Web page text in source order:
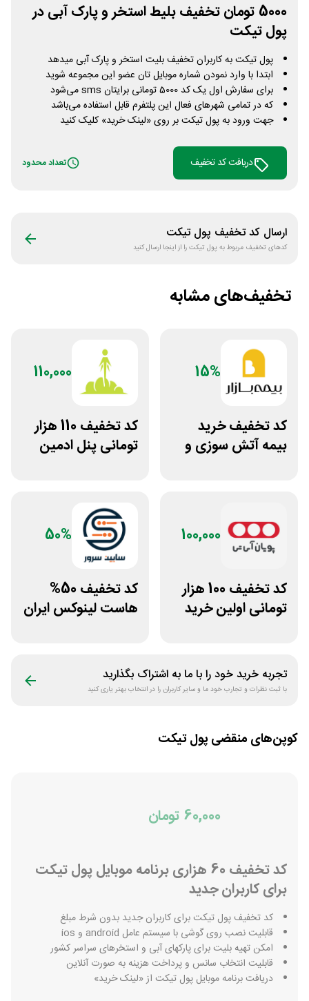
5000 تومان تخفیف بلیط استخر و پارک آبی در
پول تیکت
پول تیکت به کاربران تخفیف بلیت استخر و پارک آبی میدهد
ابتدا با وارد نمودن شماره موبایل تان عضو این مجموعه شوید
برای سفارش اول یک کد 5000 تومانی برایتان sms می‌شود
که در تمامی شهرهای فعال این پلتفرم قابل استفاده می‌باشد
جهت ورود به پول تیکت بر روی «لینک خرید» کلیک کنید
دریافت کد تخفیف تعداد محدود
ارسال کد تخفیف پول تیکت
کدهای تخفیف مربوط به پول تیکترا از اینجا ارسال کنید
تخفیف‌های مشابه
15%
کد تخفیف خرید
بیمه آتش سوزی و
110,000
کد تخفیف 110 هزار
تومانی پنل ادمین
100,000
کد تخفیف 100 هزار
تومانی اولین خرید
50%
کد تخفیف 50%
هاست لینوکس ایران
تجربه خرید خود را با ما به اشتراک بگذارید
با ثبت نظرات و تجارب خود ما و سایر کاربران را در انتخاب بهتر یاری کنید
کوپن‌های منقضی پول تیکت
60,000 تومان
کد تخفیف 60 هزاری برنامه موبایل پول تیکت
برای کاربران جدید
کد تخفیف پول تیکت برای کاربران جدید بدون شرط مبلغ
قابلیت نصب روی گوشی با سیستم عامل android و ios
امکن تهیه بلیت برای پارکهای آبی و استخرهای سراسر کشور
قابلیت انتخاب سانس و پرداخت هزینه به صورت آنلاین
دریافت برنامه موبایل پول تیکت از «لینک خرید»